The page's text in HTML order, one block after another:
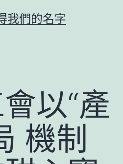
我們的名字
以“產
機制